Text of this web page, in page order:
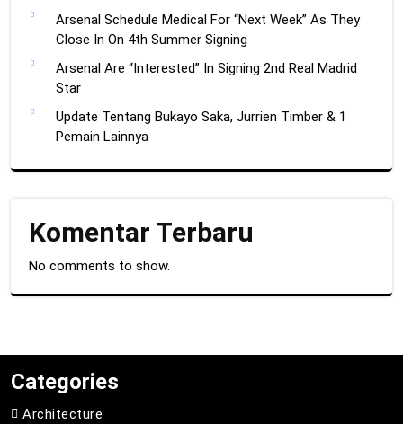
Arsenal Schedule Medical For “Next Week” As They
Close In On 4th Summer Signing
Arsenal Are “Interested” In Signing 2nd Real Madrid
Star
Update Tentang Bukayo Saka, Jurrien Timber & 1
Pemain Lainnya
Komentar Terbaru
No comments to show.
Categories
Architecture